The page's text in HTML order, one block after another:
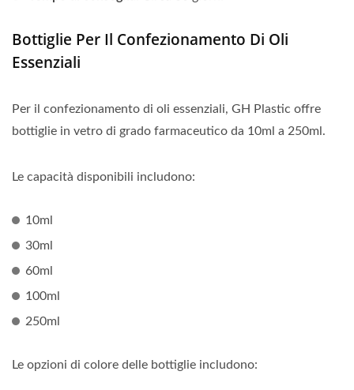
Bottiglie Per Il Confezionamento Di Oli
Essenziali
Per il confezionamento di oli essenziali, GH Plastic offre
bottiglie in vetro di grado farmaceutico da 10ml a 250ml.
Le capacità disponibili includono:
10ml
30ml
60ml
100ml
250ml
Le opzioni di colore delle bottiglie includono: